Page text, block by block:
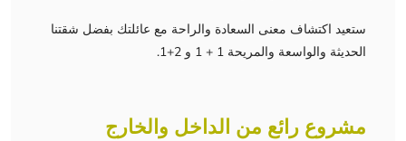
ستعيد اكتشاف معنى السعادة والراحة مع عائلتك بفضل شقتنا
الحديثة والواسعة والمريحة 1 + 1 و 2+1.
مشروع رائع من الداخل والخارج